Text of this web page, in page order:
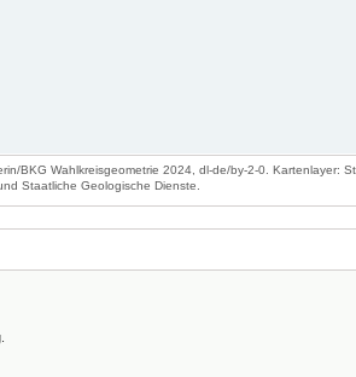
BKG Wahlkreisgeometrie 2024, dl-de/by-2-0. Kartenlayer:
Staatliche Geologische Dienste.